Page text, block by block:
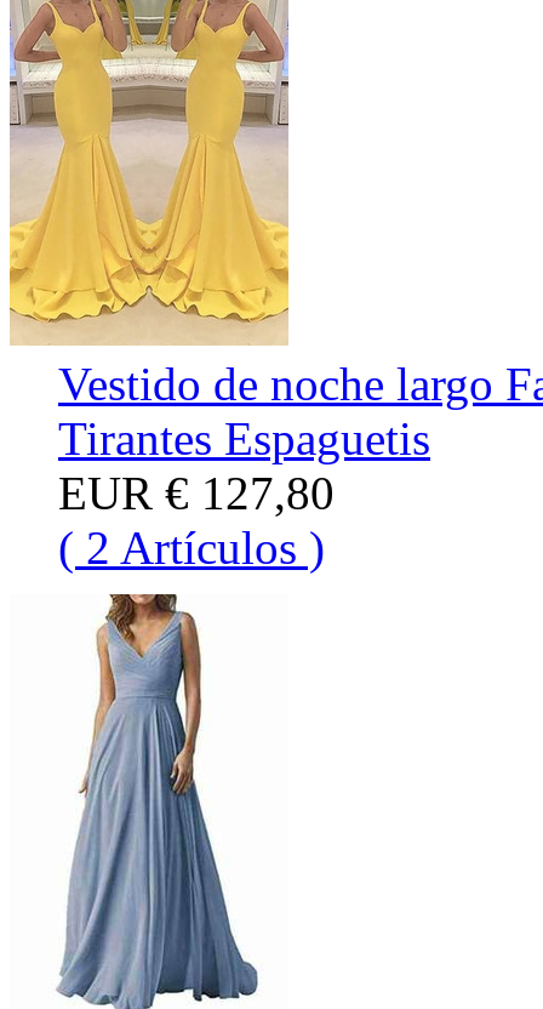
Vestido de noche largo
Tirantes Espaguetis
EUR € 127,80
( 2 Artículos )